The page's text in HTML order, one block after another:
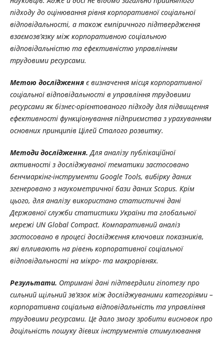
підходу до оцінювання рівня корпоративної соціальної
відповідальності, а також емпіричного підтвердження
взаємозв’язку між корпоративною соціальною
відповідальністю та ефективністю управлінням
трудовими ресурсами.
Метою дослідження є визначення місця корпоративної
соціальної відповідальності в управління трудовими
ресурсами як бізнес-орієнтованого підходу для підвищення
ефективності функціонування підприємства з урахуванням
основних принципів Цілей Сталого розвитку.
Методи дослідження.Для аналізу публікаційної
активності з досліджуваної тематики застосовано
бенчмаркінг-інструменти Google Tools, вибірку даних
згенеровано з наукометричної бази даних Scopus. Крім
цього, для аналізу використано статистичні дані
Державної служби статистики України та глобальної
мережі UN Global Compact. Компаративний аналіз
застосовано в процесі дослідження ключових показників,
які впливають на рівень корпоративної соціальної
відповідальності на мікро- та макрорівнях.
Результати. Отримані дані підтвердили гіпотезу про
сильний щільний зв’язок між досліджуваними категоріями –
корпоративна соціальна відповідальність та управління
трудовими ресурсами. Це дало змогу зробити висновок про
доцільність пошуку дієвих інструментів стимулювання